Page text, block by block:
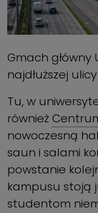
Gmach główny
najdłuższej
Tu, w
również
nowoczesną
saun i salami
powstanie
kampusu stoją
studentom